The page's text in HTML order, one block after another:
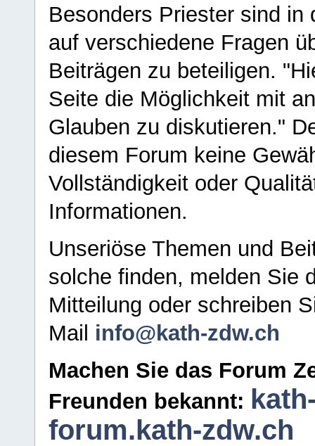
Besonders Priester sind in
auf verschiedene Fragen
Beiträgen zu beteiligen.
Seite die Möglichkeit mit
Glauben zu diskutieren."
diesem Forum keine
Vollständigkeit oder
Informationen.
Unseriöse Themen und
solche finden, melden Sie
Mitteilung oder schreiben
Mail info@kath-zdw.ch
Machen Sie das Forum
Freunden bekannt:
forum.kath-zdw.ch